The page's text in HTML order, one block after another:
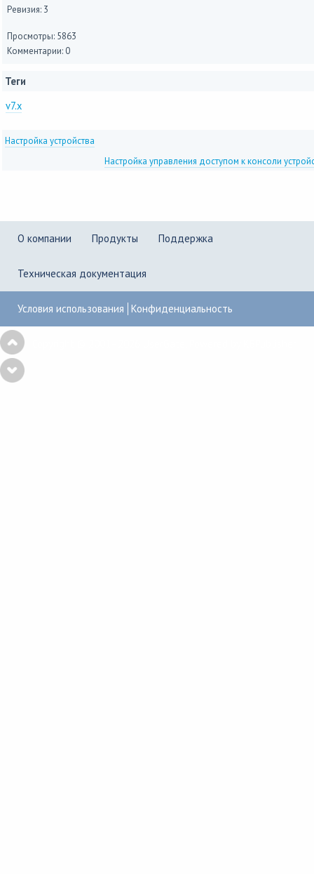
Ревизия: 3
Просмотры: 5863
Комментарии: 0
Теги
v7.x
Настройка устройства
Настройка управления доступом к консоли
О компании Продукты Поддержка
Техническая документация
Условия использования Конфиденциальность